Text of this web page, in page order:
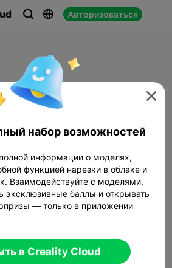
  Авторизоваться

набор возможностей
информации о моделях,
функцией нарезки в облаке и
Взаимодействуйте с моделями,
эксклюзивные баллы и открывать
— только в приложении
в Creality Cloud